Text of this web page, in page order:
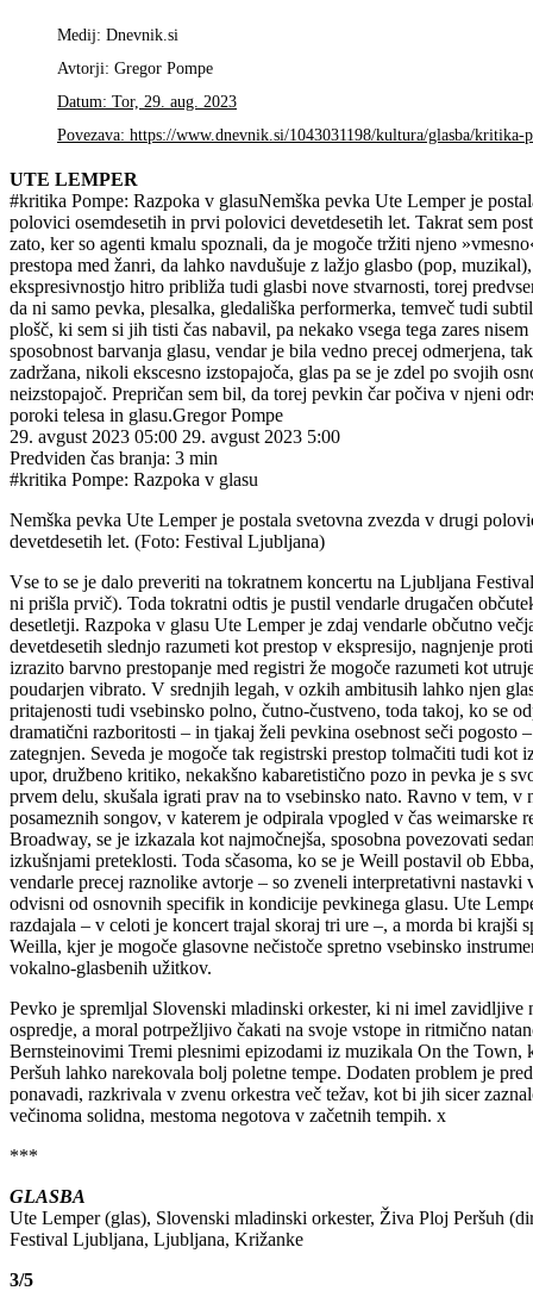
Medij: Dnevnik.si
Avtorji: Gregor Pompe
Datum: Tor, 29. aug. 2023
Povezava: https://www.dnevnik.si/1043031198/kultura/glasba/kritika-
UTE LEMPER
#kritika Pompe: Razpoka v glasuNemška pevka Ute Lemper je
polovici osemdesetih in prvi polovici devetdesetih let. Takrat sem
zato, ker so agenti kmalu spoznali, da je mogoče tržiti njeno
prestopa med žanri, da lahko navdušuje z lažjo glasbo (pop,
ekspresivnostjo hitro približa tudi glasbi nove stvarnosti, torej
da ni samo pevka, plesalka, gledališka performerka, temveč tudi
plošč, ki sem si jih tisti čas nabavil, pa nekako vsega tega zares
sposobnost barvanja glasu, vendar je bila vedno precej odmerjena,
zadržana, nikoli ekscesno izstopajoča, glas pa se je zdel po svojih
neizstopajoč. Prepričan sem bil, da torej pevkin čar počiva v njeni
poroki telesa in glasu.Gregor Pompe
29. avgust 2023 05:00 29. avgust 2023 5:00
Predviden čas branja: 3 min
#kritika Pompe: Razpoka v glasu
Nemška pevka Ute Lemper je postala svetovna zvezda v drugi
devetdesetih let. (Foto: Festival Ljubljana)
Vse to se je dalo preveriti na tokratnem koncertu na Ljubljana
ni prišla prvič). Toda tokratni odtis je pustil vendarle drugačen
desetletji. Razpoka v glasu Ute Lemper je zdaj vendarle občutno
devetdesetih slednjo razumeti kot prestop v ekspresijo, nagnjenje
izrazito barvno prestopanje med registri že mogoče razumeti kot
poudarjen vibrato. V srednjih legah, v ozkih ambitusih lahko njen
pritajenosti tudi vsebinsko polno, čutno-čustveno, toda takoj, ko se
dramatični razboritosti – in tjakaj želi pevkina osebnost seči pogosto
zategnjen. Seveda je mogoče tak registrski prestop tolmačiti tudi kot
upor, družbeno kritiko, nekakšno kabaretistično pozo in pevka je s
prvem delu, skušala igrati prav na to vsebinsko nato. Ravno v tem, v
posameznih songov, v katerem je odpirala vpogled v čas weimarske
Broadway, se je izkazala kot najmočnejša, sposobna povezovati
izkušnjami preteklosti. Toda sčasoma, ko se je Weill postavil ob
vendarle precej raznolike avtorje – so zveneli interpretativni nastavki
odvisni od osnovnih specifik in kondicije pevkinega glasu. Ute
razdajala – v celoti je koncert trajal skoraj tri ure –, a morda bi krajši
Weilla, kjer je mogoče glasovne nečistoče spretno vsebinsko
vokalno-glasbenih užitkov.
Pevko je spremljal Slovenski mladinski orkester, ki ni imel zavidljive
ospredje, a moral potrpežljivo čakati na svoje vstope in ritmično
Bernsteinovimi Tremi plesnimi epizodami iz muzikala On the
Peršuh lahko narekovala bolj poletne tempe. Dodaten problem je
ponavadi, razkrivala v zvenu orkestra več težav, kot bi jih sicer
večinoma solidna, mestoma negotova v začetnih tempih. x
***
GLASBA
Ute Lemper (glas), Slovenski mladinski orkester, Živa Ploj Peršuh
Festival Ljubljana, Ljubljana, Križanke
3/5